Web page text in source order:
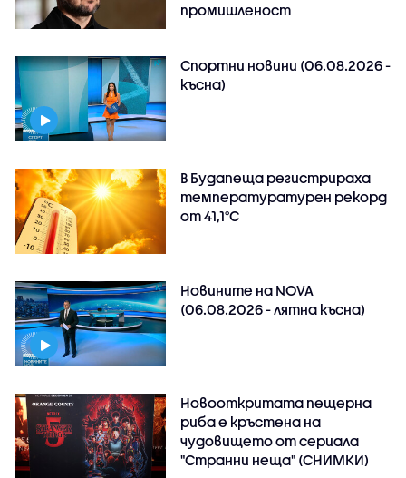
промишленост
Спортни новини (06.08.2026 -
късна)
В Будапеща регистрираха
температуратурен рекорд
от 41,1°C
Новините на NOVA
(06.08.2026 - лятна късна)
Новооткритата пещерна
риба е кръстена на
чудовището от сериала
"Странни неща" (СНИМКИ)